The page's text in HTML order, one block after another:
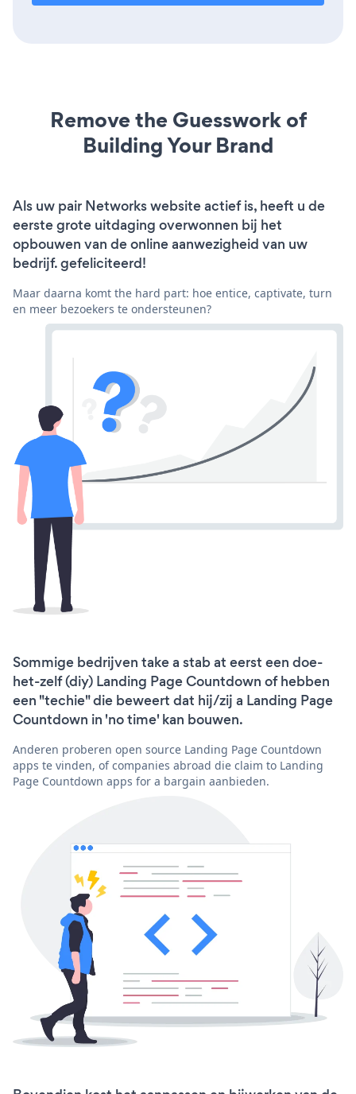
Remove the Guesswork of
Building Your Brand
Als uw pair Networks website actief is, heeft u de
eerste grote uitdaging overwonnen bij het
opbouwen van de online aanwezigheid van uw
bedrijf. gefeliciteerd!
Maar daarna komt the hard part: hoe entice, captivate, turn
en meer bezoekers te ondersteunen?
Sommige bedrijven take a stab at eerst een doe-
het-zelf (diy) Landing Page Countdown of hebben
een "techie" die beweert dat hij/zij a Landing Page
Countdown in 'no time' kan bouwen.
Anderen proberen open source Landing Page Countdown
apps te vinden, of companies abroad die claim to Landing
Page Countdown apps for a bargain aanbieden.